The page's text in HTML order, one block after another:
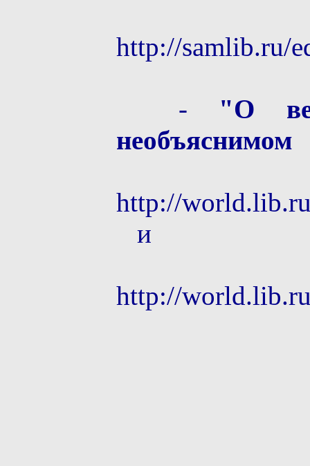
http://samlib.ru/
- "О
необъяснимом
http://
и
http://